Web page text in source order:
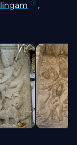
lingam
,